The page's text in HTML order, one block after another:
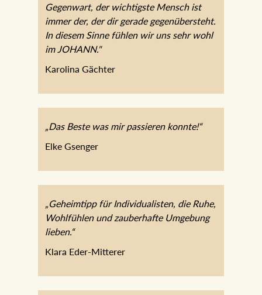
Gegenwart, der wichtigste Mensch ist
immer der, der dir gerade gegenübersteht.
In diesem Sinne fühlen wir uns sehr wohl
im JOHANN."
Karolina Gächter
„Das Beste was mir passieren konnte!“
Elke Gsenger
„Geheimtipp für Individualisten, die Ruhe,
Wohlfühlen und zauberhafte Umgebung
lieben.“
Klara Eder-Mitterer